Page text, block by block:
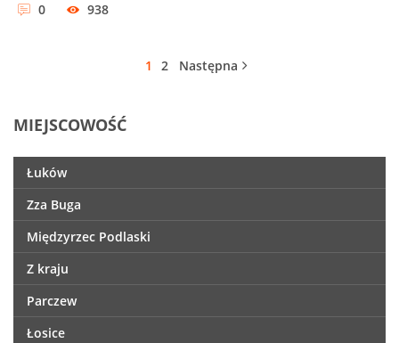
0 938
1 2 Następna
MIEJSCOWOŚĆ
Łuków
Zza Buga
Międzyrzec Podlaski
Z kraju
Parczew
Łosice